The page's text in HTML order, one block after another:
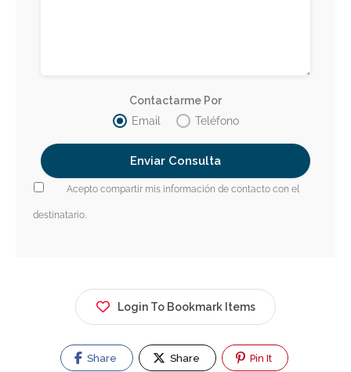
Contactarme Por
Email
Teléfono
Acepto compartir mis información de contacto con el
destinatario.
Login To Bookmark Items
Share Share Pin It